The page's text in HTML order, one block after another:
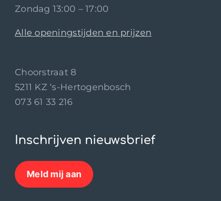
Zondag 13:00 – 17:00
Alle openingstijden en prijzen
Choorstraat 8
5211 KZ ‘s-Hertogenbosch
073 61 33 216
Inschrijven nieuwsbrief
Meld mij aan